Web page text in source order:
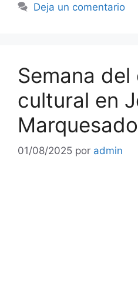
Deja un comentario
Semana
cultural en
01/08/2025 por admin